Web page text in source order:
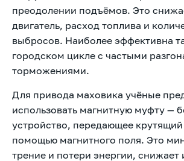
преодолении подъёмов. Это
двигатель, расход топлива и
выбросов. Наиболее эффективна
городском цикле с частыми
торможениями.
Для привода маховика учёные
использовать магнитную муфту —
устройство, передающее
помощью магнитного поля. Это
трение и потери энергии, снижает